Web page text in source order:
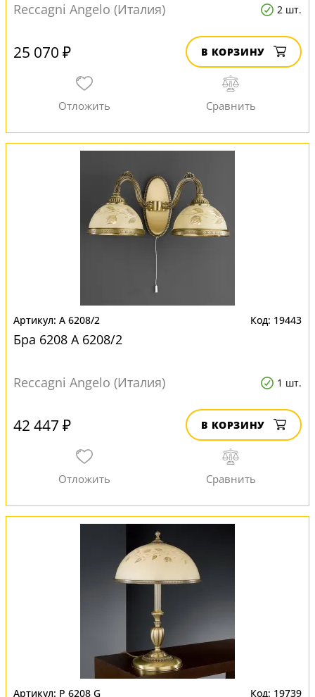
Reccagni Angelo (Италия) 2 шт.
25 070 ₽ В КОРЗИНУ
A 6208/2 19443
Бра 6208 A 6208/2
Reccagni Angelo (Италия) 1 шт.
42 447 ₽ В КОРЗИНУ
P 6208 G 19739